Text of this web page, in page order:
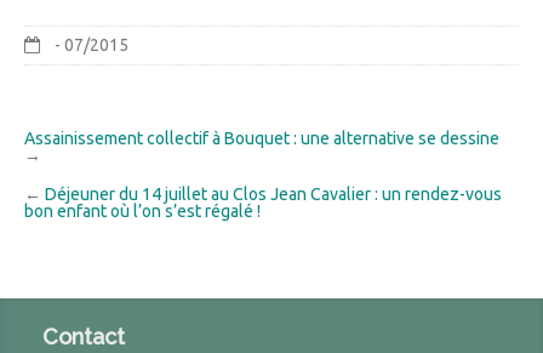
- 07/2015
Assainissement collectif à Bouquet : une alternative se dessine
→
← Déjeuner du 14 juillet au Clos Jean Cavalier : un rendez-vous
bon enfant où l’on s’est régalé !
Contact